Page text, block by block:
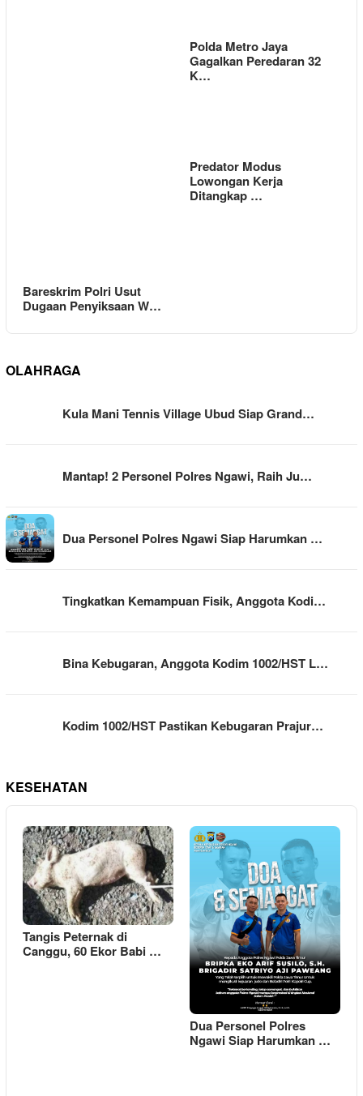
Polda Metro Jaya
Gagalkan Peredaran 32
K…
Bareskrim Polri Usut
Dugaan Penyiksaan W…
Predator Modus
Lowongan Kerja
Ditangkap …
OLAHRAGA
Kula Mani Tennis Village Ubud Siap Grand…
Mantap! 2 Personel Polres Ngawi, Raih Ju…
Dua Personel Polres Ngawi Siap Harumkan …
Tingkatkan Kemampuan Fisik, Anggota Kodi…
Bina Kebugaran, Anggota Kodim 1002/HST L…
Kodim 1002/HST Pastikan Kebugaran Prajur…
KESEHATAN
Tangis Peternak di
Canggu, 60 Ekor Babi …
Dua Personel Polres
Ngawi Siap Harumkan …